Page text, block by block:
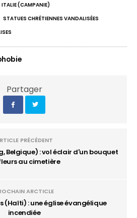
ITALIE (CAMPANIE)
STATUES CHRÉTIENNES VANDALISÉES
Partager
PRÉCÉDENT
Belgique) : vol éclair d'un bouquet
au cimetière
ARCTICLE
(Haïti) : une église évangélique
incendiée